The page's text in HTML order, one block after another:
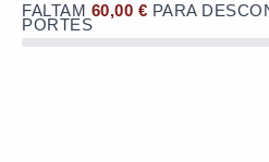
FALTAM 60,00 € PARA
PORTES